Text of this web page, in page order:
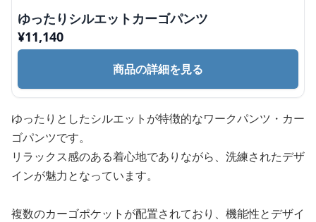
ゆったりシルエットカーゴパンツ
¥11,140
商品の詳細を見る
ゆったりとしたシルエットが特徴的なワークパンツ・カー
ゴパンツです。
リラックス感のある着心地でありながら、洗練されたデザ
インが魅力となっています。
複数のカーゴポケットが配置されており、機能性とデザイ